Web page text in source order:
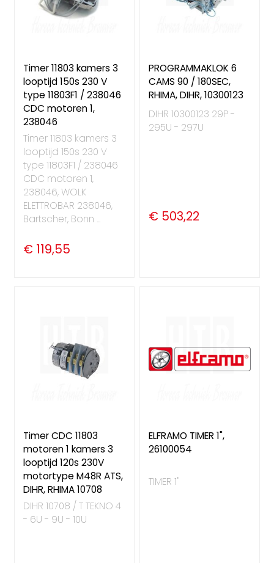
Timer 11803 kamers 3
looptijd 150s 230 V
type 11803F1 / 238046
CDC motoren 1,
238046
Timer 11803 kamers 3
looptijd 150s 230 V
type 11803F1 / 238046
CDC motoren 1,
238046, WOLK
ELETTROBAR 238046,
Bartscher, Bonn ...
€ 119,55
PROGRAMMAKLOK 6
CAMS 90 / 180SEC,
RHIMA, DIHR, 10300123
DIHR 10300123 29P -
295U - 297U
€ 503,22
Timer CDC 11803
motoren 1 kamers 3
looptijd 120s 230V
motortype M48R ATS,
DIHR, RHIMA 10708
DIHR 10708 / T TEKNO 4
- 6U - 9U - 10U
ELFRAMO TIMER 1",
26100054
TIMER 1"